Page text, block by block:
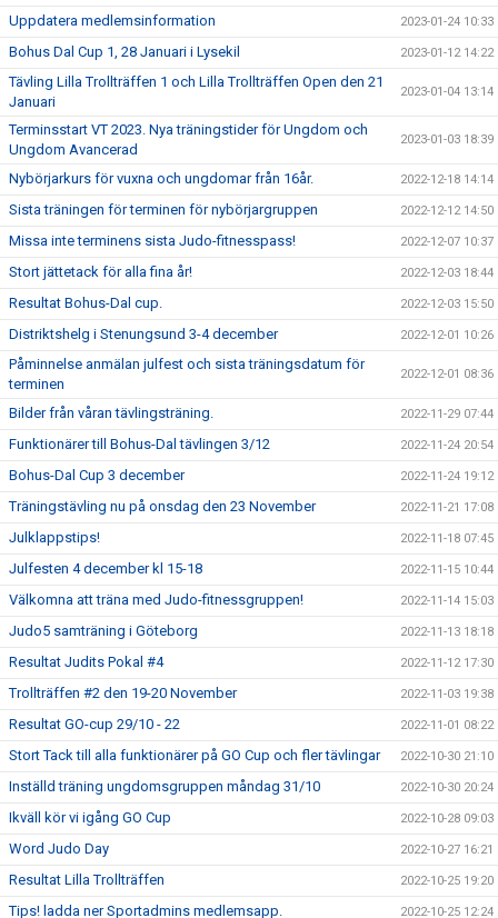
Uppdatera medlemsinformation 2023-01-24 10:33
Bohus Dal Cup 1, 28 Januari i Lysekil 2023-01-12 14:22
Tävling Lilla Trollträffen 1 och Lilla Trollträffen Open den 21
Januari
2023-01-04 13:14
Terminsstart VT 2023. Nya träningstider för Ungdom och
Ungdom Avancerad
2023-01-03 18:39
Nybörjarkurs för vuxna och ungdomar från 16år. 2022-12-18 14:14
Sista träningen för terminen för nybörjargruppen 2022-12-12 14:50
Missa inte terminens sista Judo-fitnesspass! 2022-12-07 10:37
Stort jättetack för alla fina år! 2022-12-03 18:44
Resultat Bohus-Dal cup. 2022-12-03 15:50
Distriktshelg i Stenungsund 3-4 december 2022-12-01 10:26
Påminnelse anmälan julfest och sista träningsdatum för
terminen
2022-12-01 08:36
Bilder från våran tävlingsträning. 2022-11-29 07:44
Funktionärer till Bohus-Dal tävlingen 3/12 2022-11-24 20:54
Bohus-Dal Cup 3 december 2022-11-24 19:12
Träningstävling nu på onsdag den 23 November 2022-11-21 17:08
Julklappstips! 2022-11-18 07:45
Julfesten 4 december kl 15-18 2022-11-15 10:44
Välkomna att träna med Judo-fitnessgruppen! 2022-11-14 15:03
Judo5 samträning i Göteborg 2022-11-13 18:18
Resultat Judits Pokal #4 2022-11-12 17:30
Trollträffen #2 den 19-20 November 2022-11-03 19:38
Resultat GO-cup 29/10 - 22 2022-11-01 08:22
Stort Tack till alla funktionärer på GO Cup och fler tävlingar 2022-10-30 21:10
Inställd träning ungdomsgruppen måndag 31/10 2022-10-30 20:24
Ikväll kör vi igång GO Cup 2022-10-28 09:03
Word Judo Day 2022-10-27 16:21
Resultat Lilla Trollträffen 2022-10-25 19:20
Tips! ladda ner Sportadmins medlemsapp. 2022-10-25 12:24